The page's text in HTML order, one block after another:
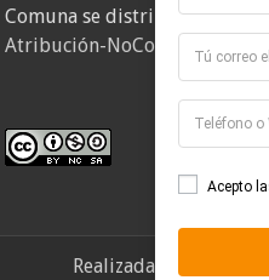
Comuna se distribuye bajo
Atribución-NoComercial-
Realizada por
Acepto